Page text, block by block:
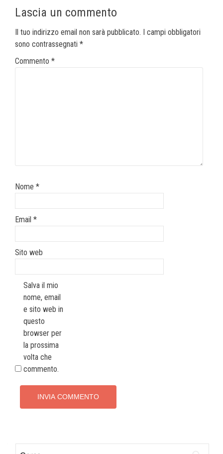
Lascia un commento
Il tuo indirizzo email non sarà pubblicato. I campi obbligatori
sono contrassegnati *
Commento *
Nome *
Email *
Sito web
Salva il mio
nome, email
e sito web in
questo
browser per
la prossima
volta che
commento.